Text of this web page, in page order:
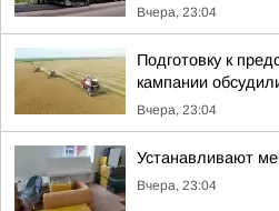
Вчера, 23:04
Подготовку к
кампании
Вчера, 23:04
Устанавливают
Вчера, 23:04